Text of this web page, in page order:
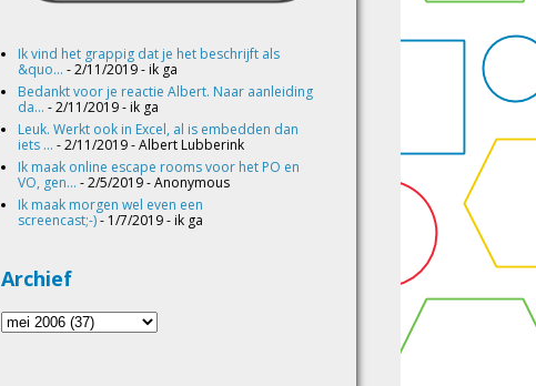
Ik vind het grappig dat je het beschrijft als
&quo... - 2/11/2019- ik ga
Bedankt voor je reactie Albert. Naar aanleiding
da... - 2/11/2019- ik ga
Leuk. Werkt ook in Excel, al is embedden dan
iets ... - 2/11/2019- Albert Lubberink
Ik maak online escape rooms voor het PO en
VO, gen... - 2/5/2019- Anonymous
Ik maak morgen wel even een
screencast;-)- 1/7/2019- ik ga
Archief